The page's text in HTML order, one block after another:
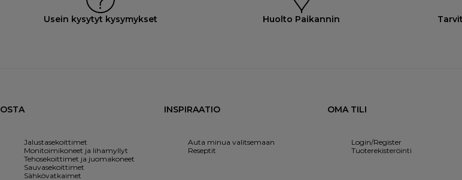
Usein kysytyt kysymykset Huolto Paikannin
OSTA
Jalustasekoittimet
Monitoimikoneet ja lihamyllyt
Tehosekoittimet ja juomakoneet
Sauvasekoittimet
Sähkövatkaimet
INSPIRAATIO
Auta minua valitsemaan
Reseptit
OMA TILI
Login/Register
Tuoterekisteröinti